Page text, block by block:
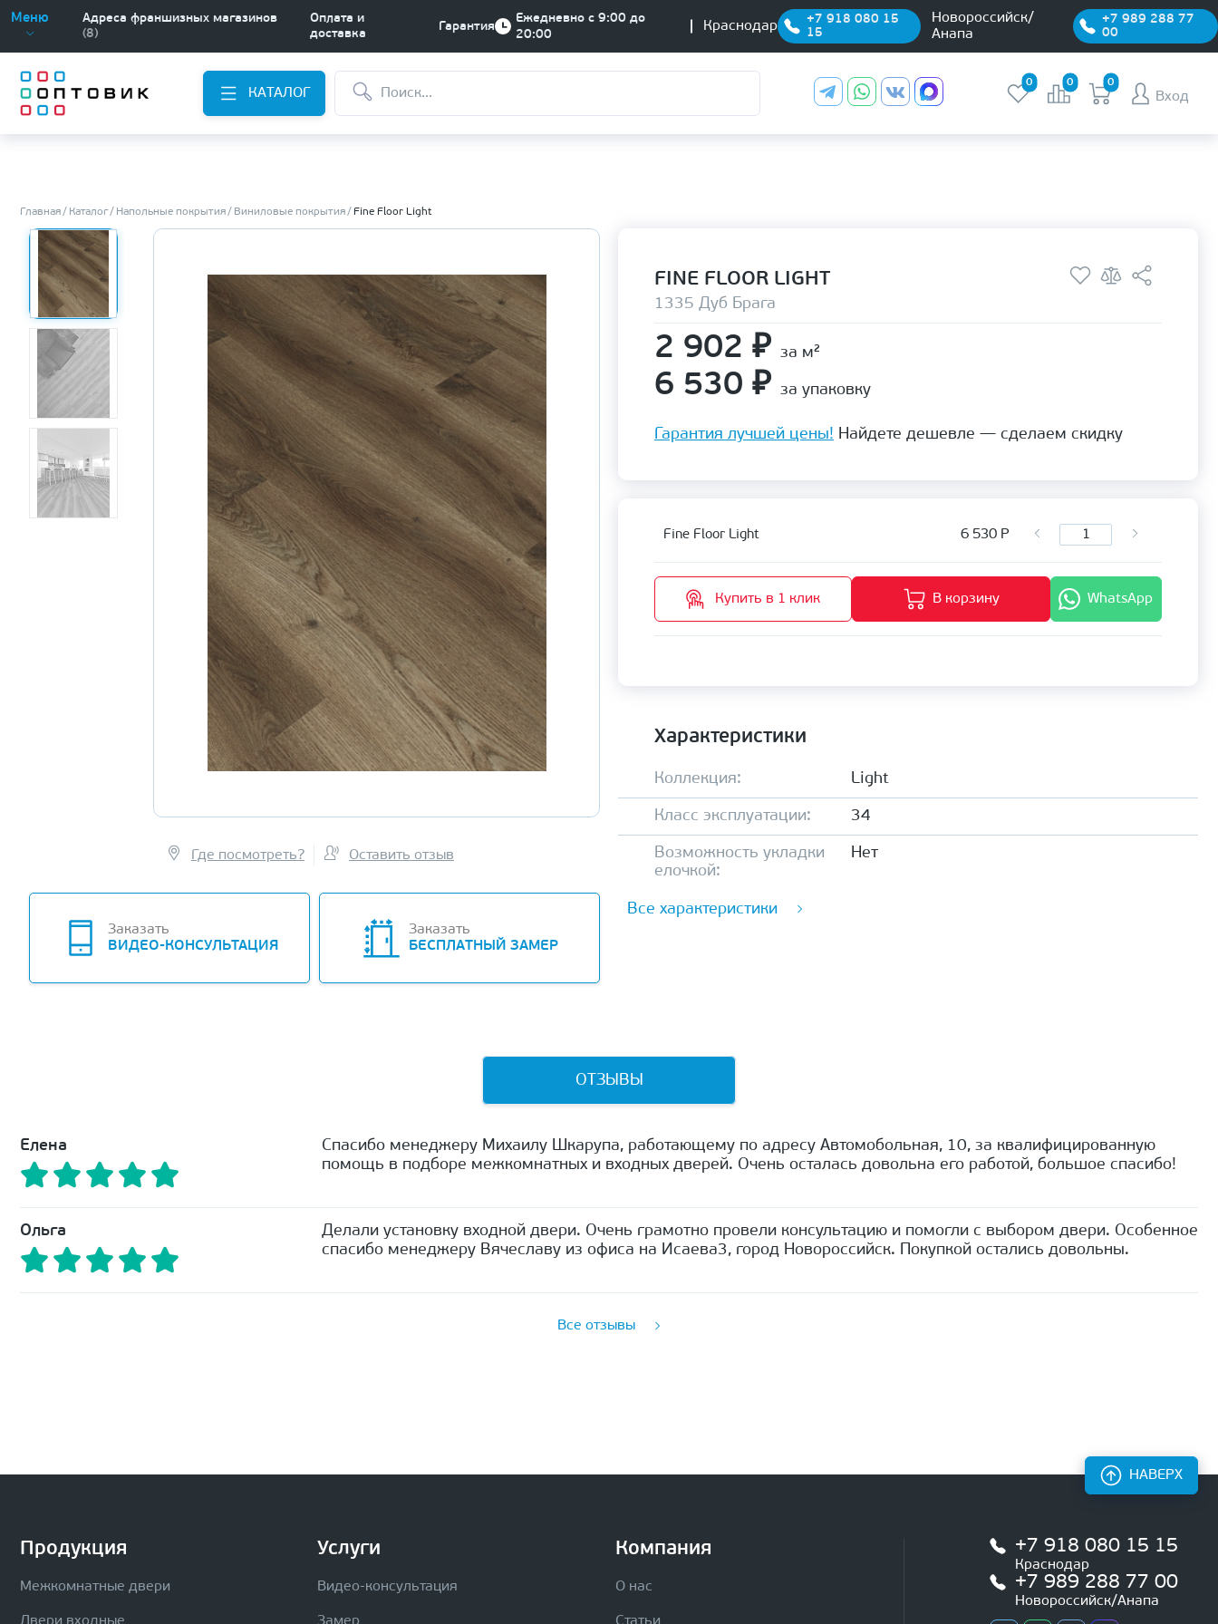
Меню
Адреса франшизных магазинов
(8)
Оплата и
доставка
Гарантия
Ежедневно с 9:00 до
20:00
Краснодар
+7 918 080 15
15
Новороссийск/
Анапа
+7 989 288 77
00
КАТАЛОГ
0 0 0
Вход
Главная Каталог Напольные покрытия Виниловые покрытия Fine Floor Light
Где посмотреть? Оставить отзыв
Заказать
ВИДЕО-КОНСУЛЬТАЦИЯ
Заказать
БЕСПЛАТНЫЙ ЗАМЕР
FINE FLOOR LIGHT
1335 Дуб Брага
2 902 ₽ за м²
6 530 ₽ за упаковку
Гарантия лучшей цены! Найдете дешевле — сделаем скидку
Fine Floor Light 6 530 Р
Купить в 1 клик В корзину WhatsApp
Характеристики
Коллекция: Light
Класс эксплуатации: 34
Возможность укладки
елочкой:
Нет
Все характеристики
ОТЗЫВЫ
Елена
Спасибо менеджеру Михаилу Шкарупа, работающему по адресу Автомобольная, 10, за квалифицированную
помощь в подборе межкомнатных и входных дверей. Очень осталась довольна его работой, большое спасибо!
Ольга
Делали установку входной двери. Очень грамотно провели консультацию и помогли с выбором двери. Особенное
спасибо менеджеру Вячеславу из офиса на Исаева3, город Новороссийск. Покупкой остались довольны.
Все отзывы
Продукция
Межкомнатные двери
Услуги
Видео-консультация
Компания
О нас
+7 918 080 15 15
Краснодар
+7 989 288 77 00
Новороссийск/Анапа
НАВЕРХ